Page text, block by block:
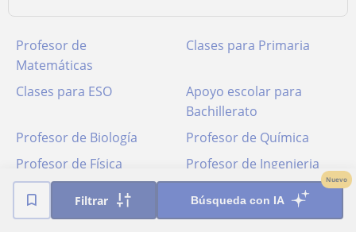
Filtrar Búsqueda con IA
Nuevo
Profesor de
Matemáticas
Clases para Primaria
Clases para ESO
Apoyo escolar para
Bachillerato
Profesor de Biología
Profesor de Química
Profesor de Física
Profesor de Ingenieria
Tipos de clases impartidas en Valle